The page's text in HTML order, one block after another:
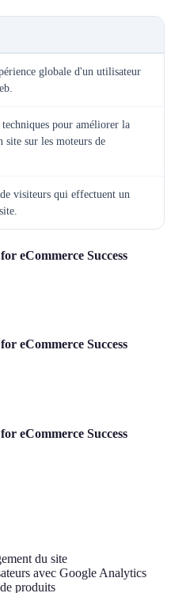
globale d'un utilisateur
techniques pour améliorer la
sur les moteurs de
visiteurs qui effectuent un
eCommerce Success
eCommerce Success
eCommerce Success
du site
avec Google Analytics
produits